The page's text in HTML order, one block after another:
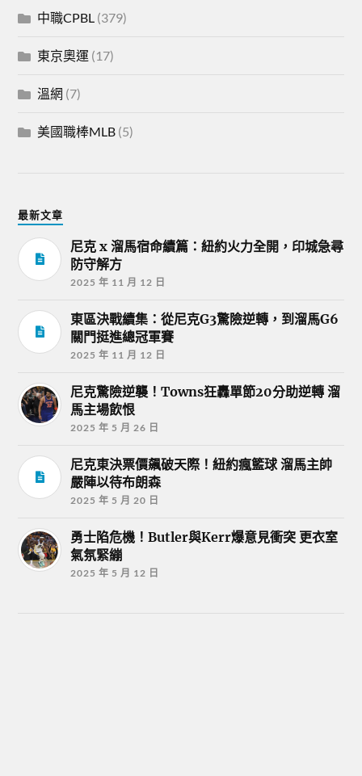
中職CPBL (379)
東京奧運 (17)
溫網 (7)
美國職棒MLB (5)
最新文章
尼克 x 溜馬宿命續篇：紐約火力全開，印城急尋
防守解方
2025 年 11 月 12 日
東區決戰續集：從尼克G3驚險逆轉，到溜馬G6
關門挺進總冠軍賽
2025 年 11 月 12 日
尼克驚險逆襲！Towns狂轟單節20分助逆轉 溜
馬主場飲恨
2025 年 5 月 26 日
尼克東決票價飆破天際！紐約瘋籃球 溜馬主帥
嚴陣以待布朗森
2025 年 5 月 20 日
勇士陷危機！Butler與Kerr爆意見衝突 更衣室
氣氛緊繃
2025 年 5 月 12 日